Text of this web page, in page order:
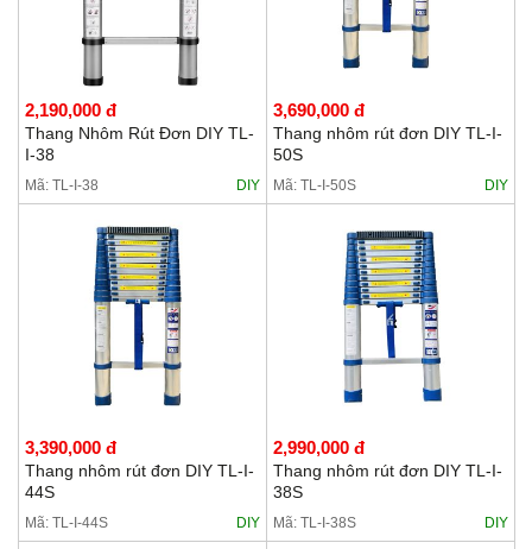
2,190,000 đ
Thang Nhôm Rút Đơn DIY TL-
I-38
Mã: TL-I-38 DIY
3,690,000 đ
Thang nhôm rút đơn DIY TL-I-
50S
Mã: TL-I-50S DIY
3,390,000 đ
Thang nhôm rút đơn DIY TL-I-
44S
Mã: TL-I-44S DIY
2,990,000 đ
Thang nhôm rút đơn DIY TL-I-
38S
Mã: TL-I-38S DIY